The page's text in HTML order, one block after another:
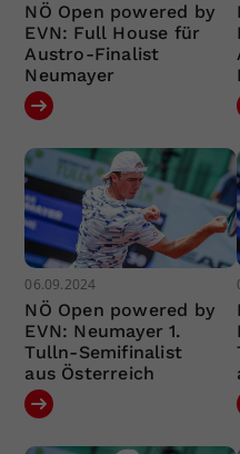
NÖ Open powered by
EVN: Full House für
Austro-Finalist
Neumayer
06.09.2024
NÖ Open powered by
EVN: Neumayer 1.
Tulln-Semifinalist
aus Österreich